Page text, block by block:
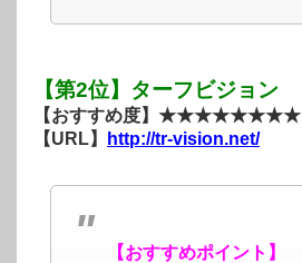
【第2位】ターフビジョン
【おすすめ度】★★★★★★★★
【URL】
http://tr-vision.net/
【おすすめポイント】